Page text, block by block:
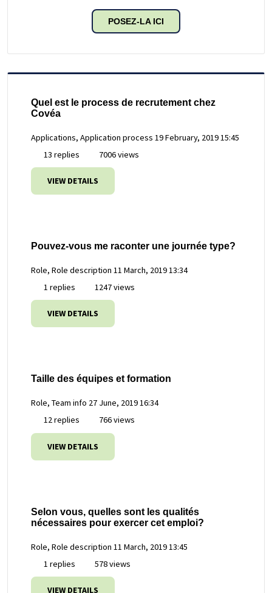
POSEZ-LA ICI
Quel est le process de recrutement chez
Covéa
Applications, Application process 19 February, 2019 15:45
13 replies
7006 views
VIEW DETAILS
Pouvez-vous me raconter une journée type?
Role, Role description 11 March, 2019 13:34
1 replies
1247 views
VIEW DETAILS
Taille des équipes et formation
Role, Team info 27 June, 2019 16:34
12 replies
766 views
VIEW DETAILS
Selon vous, quelles sont les qualités
nécessaires pour exercer cet emploi?
Role, Role description 11 March, 2019 13:45
1 replies
578 views
VIEW DETAILS